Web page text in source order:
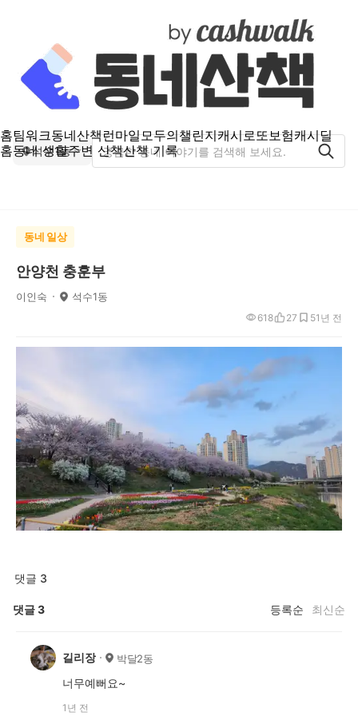
홈팀워크동네산책런마일모두의챌린지캐시로또보험캐시딜
홈동네 생활주변 산책산책 기록
석수1동
동네 일상
안양천 충훈부
이인숙 석수1동
1년 전
618 27 5
댓글 3
댓글3 등록순 최신순
길리장 박달2동
너무예뻐요~
1년 전